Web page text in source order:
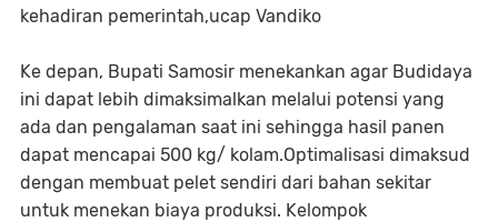
kehadiran pemerintah,ucap Vandiko
Ke depan, Bupati Samosir menekankan agar Budidaya
ini dapat lebih dimaksimalkan melalui potensi yang
ada dan pengalaman saat ini sehingga hasil panen
dapat mencapai 500 kg/ kolam.Optimalisasi dimaksud
dengan membuat pelet sendiri dari bahan sekitar
untuk menekan biaya produksi. Kelompok